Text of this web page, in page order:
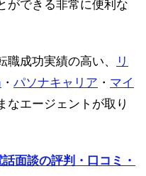
ができる非常に便利な
成功実績の高い、
リ
・ パソナキャリア ・ マイ
なエージェントが取り
面談の評判・口コミ・